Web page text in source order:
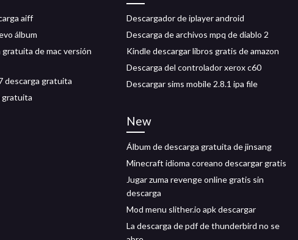
aiff
álbum
gratuita de mac versión
descarga gratuita
gratuita
Descargador de iplayer android
Descarga de archivos mpq de diablo 2
Kindle descargar libros gratis de amazon
Descarga del controlador xerox c60
Descargar sims mobile 2.8.1 ipa file
New
Álbum de descarga gratuita de jinsang
Minecraft idioma coreano descargar gratis
Jugar zuma revenge online gratis sin
descarga
Mod menu slither.io apk descargar
La descarga de pdf de thunderbird no se